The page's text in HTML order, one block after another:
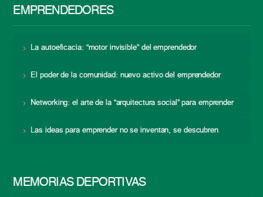
EMPRENDEDORES
La autoeficacia: “motor invisible” del emprendedor
El poder de la comunidad: nuevo activo del emprendedor
Networking: el arte de la “arquitectura social” para emprender
Las ideas para emprender no se inventan, se descubren
MEMORIAS DEPORTIVAS